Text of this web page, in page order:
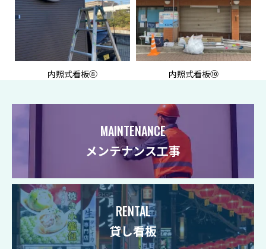
内照式看板⑧ 内照式看板⑩
MAINTENANCE
メンテナンス工事
RENTAL
貸し看板